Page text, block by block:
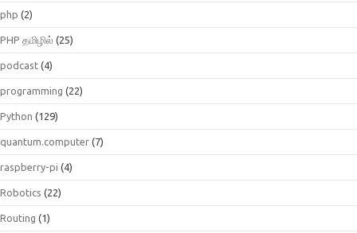
php (2)
PHP தமிழில் (25)
podcast (4)
programming (22)
Python (129)
quantum.computer (7)
raspberry-pi (4)
Robotics (22)
Routing (1)